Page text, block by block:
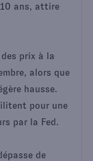
ans, attire
prix à la
alors que
hausse.
pour une
par la Fed.
de